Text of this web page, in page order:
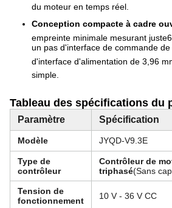
du moteur en temps réel
Conception compacte à cadre
empreinte minimale mesurant juste
un pas d'interface de commande
d'interface d'alimentation de 3,96
simple
Tableau des spécifications du
Paramètre Spécification
Modèle JYQD-V9.3E
Type de
contrôleur
Contrôleur de
triphasé(Sans
Tension de
fonctionnement
10 V - 36 V CC